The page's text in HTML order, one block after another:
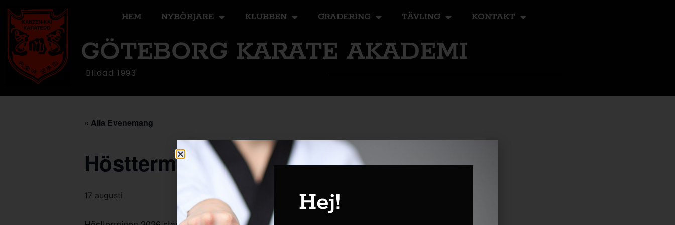
HEM NYBÖRJARE KLUBBEN GRADERING TÄVLING KONTAKT
GÖTEBORG KARATE AKADEMI
Bildad 1993
« Alla Evenemang
Höstterminen 2026 startar
17 augusti Hej!